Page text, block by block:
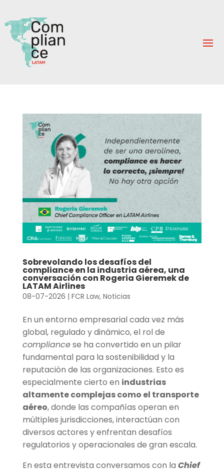
Sobrevolando los desafíos del
compliance en la industria aérea, una
conversación con Rogeria Gieremek de
LATAM Airlines
08-07-2026 | FCR Law, Noticias
En un entorno empresarial cada vez más
global, regulado y dinámico, el rol de
compliancese ha convertido en un pilar
fundamental para la sostenibilidad y la
reputación de las organizaciones. Esto es
especialmente cierto en industrias
altamente complejas como el transporte
aéreo, donde las compañías operan en
múltiples jurisdicciones, interactúan con
diversos actores y enfrentan desafíos
regulatorios y operacionales de gran escala.
En esta entrevista conversamos con la Chief